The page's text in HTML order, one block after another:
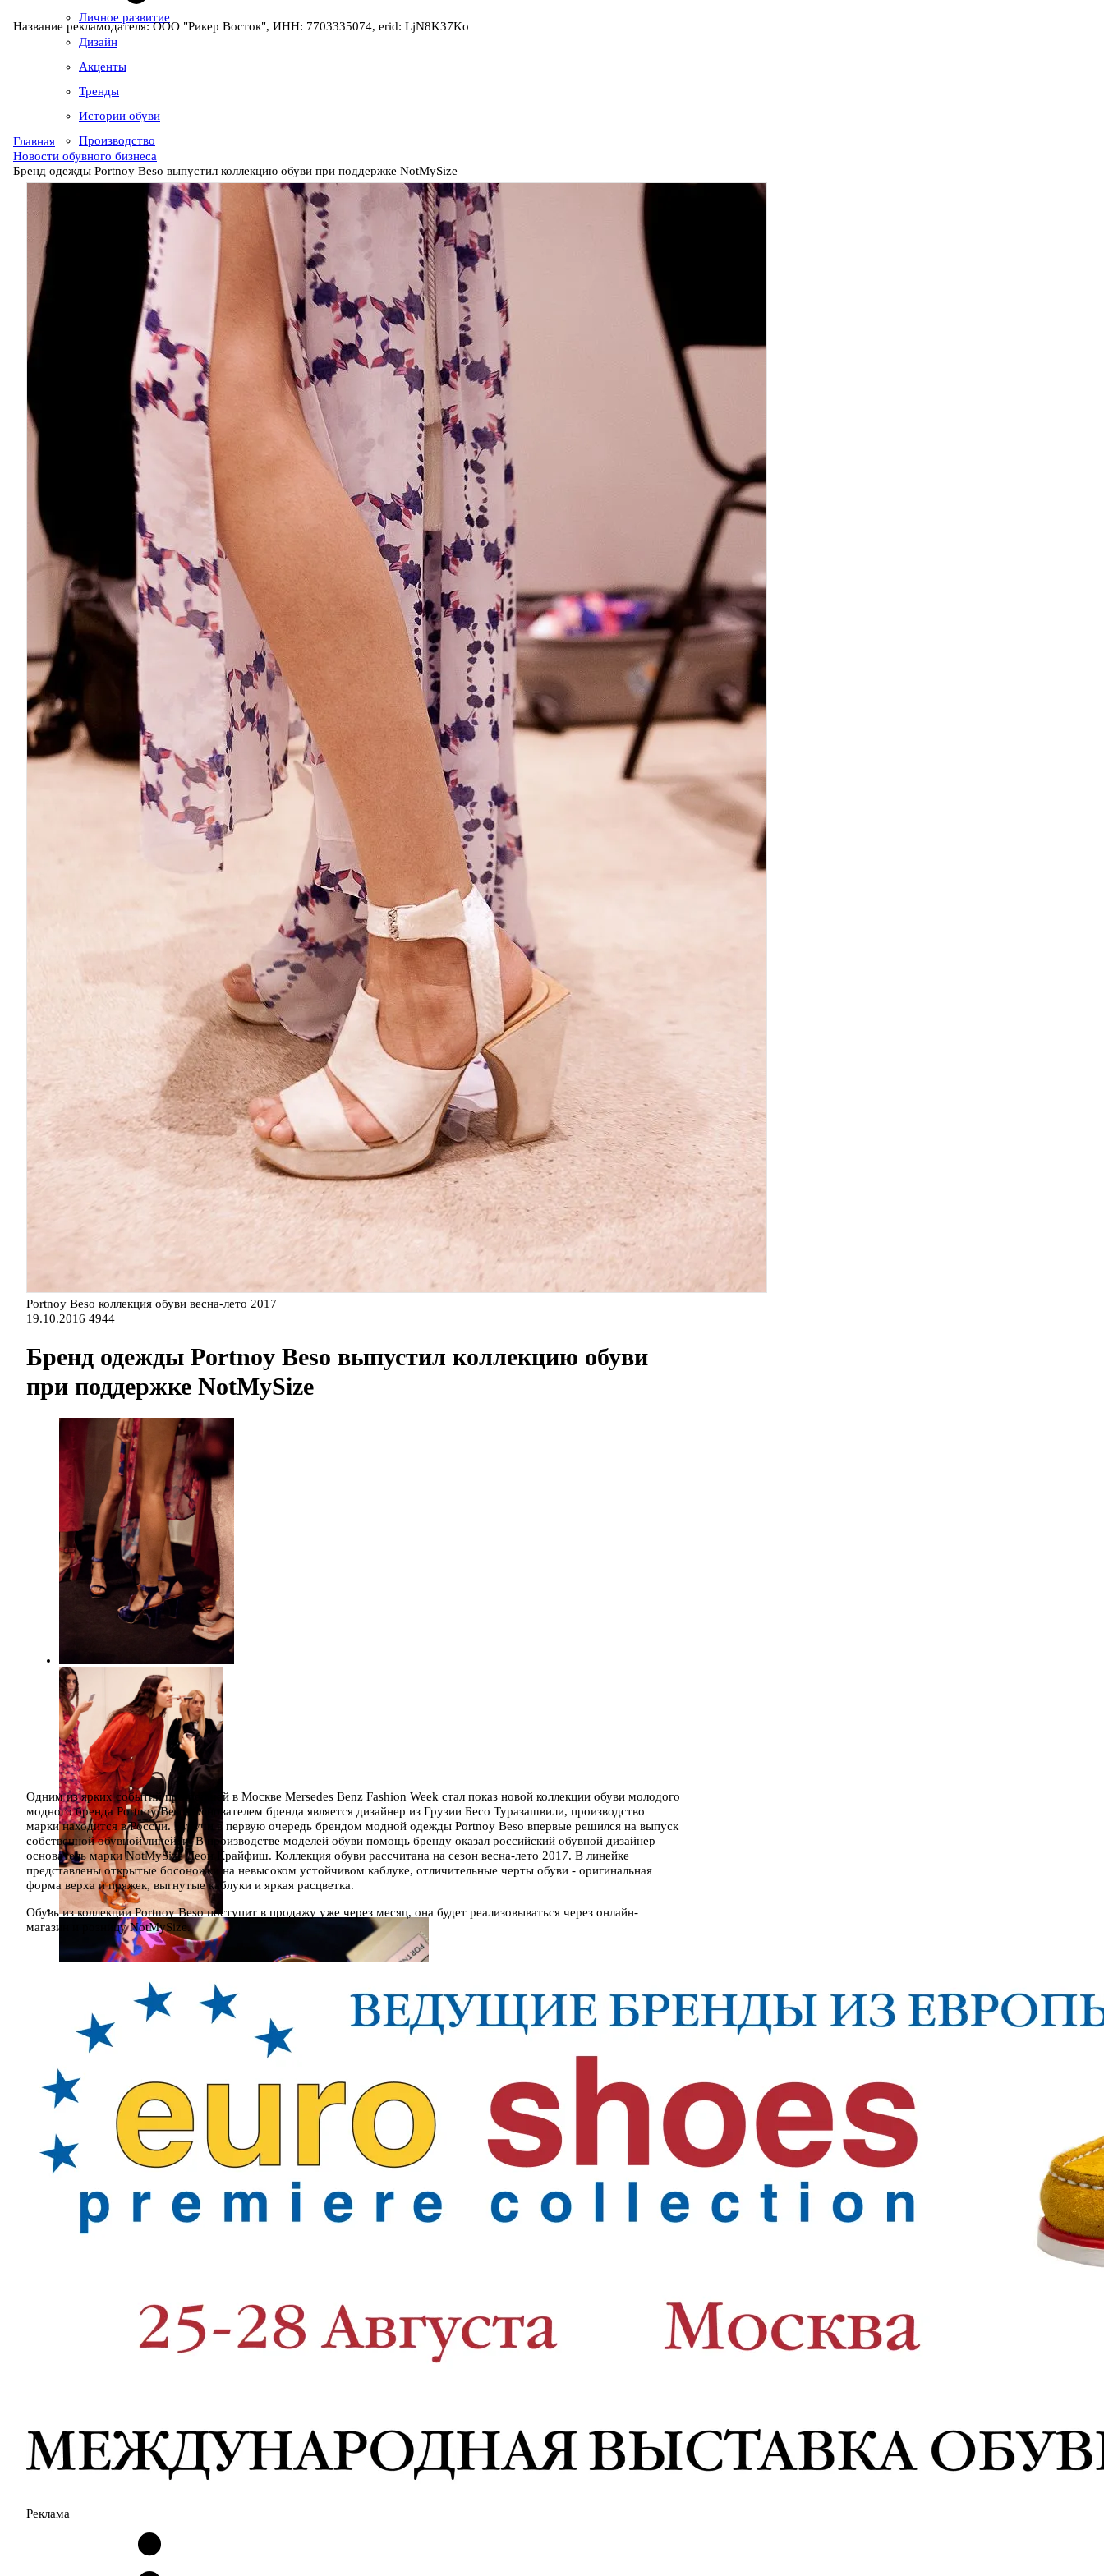
Личное развитие
Дизайн
Акценты
Тренды
Истории обуви
Производство
Название рекламодателя: ООО "Рикер Восток", ИНН: 7703335074, erid: LjN8K37Ko
Главная
Новости обувного бизнеса
Бренд одежды Portnoy Beso выпустил коллекцию обуви при поддержке NotMySize
Portnoy Beso коллекция обуви весна-лето 2017
19.10.2016 4944
Бренд одежды Portnoy Beso выпустил коллекцию обуви
при поддержке NotMySize
Одним из ярких событий прошедшей в Москве Mersedes Benz Fashion Week стал показ новой коллекции обуви молодого
модного бренда Portnoy Beso. Основателем бренда является дизайнер из Грузии Бесо Туразашвили, производство
марки находится в России. Будучи в первую очередь брендом модной одежды Portnoy Beso впервые решился на выпуск
собственной обувной линейки. В производстве моделей обуви помощь бренду оказал российский обувной дизайнер
основатель марки NotMySize Леон Крайфиш. Коллекция обуви рассчитана на сезон весна-лето 2017. В линейке
представлены открытые босоножки на невысоком устойчивом каблуке, отличительные черты обуви - оригинальная
форма верха и пряжек, выгнутые каблуки и яркая расцветка.
Обувь из коллекции Portnoy Beso поступит в продажу уже через месяц, она будет реализовываться через онлайн-
магазин и розницу NotMySize.
Реклама